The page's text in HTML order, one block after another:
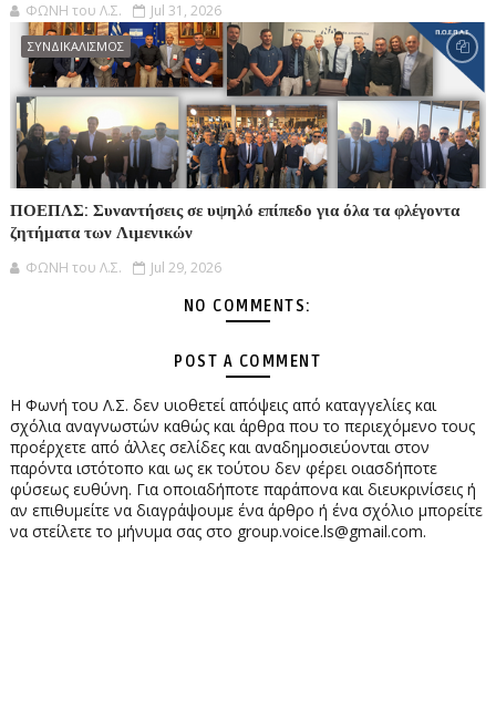
ΦΩΝΗ του Λ.Σ. Jul 31, 2026
ΣΥΝΔΙΚΑΛΙΣΜΟΣ
ΠΟΕΠΛΣ: Συναντήσεις σε υψηλό επίπεδο για όλα τα φλέγοντα
ζητήματα των Λιμενικών
ΦΩΝΗ του Λ.Σ. Jul 29, 2026
NO COMMENTS:
POST A COMMENT
Η Φωνή του Λ.Σ. δεν υιοθετεί απόψεις από καταγγελίες και
σχόλια αναγνωστών καθώς και άρθρα που το περιεχόμενο τους
προέρχετε από άλλες σελίδες και αναδημοσιεύονται στον
παρόντα ιστότοπο και ως εκ τούτου δεν φέρει οιασδήποτε
φύσεως ευθύνη. Για οποιαδήποτε παράπονα και διευκρινίσεις ή
αν επιθυμείτε να διαγράψουμε ένα άρθρο ή ένα σχόλιο μπορείτε
να στείλετε το μήνυμα σας στο group.voice.ls@gmail.com.